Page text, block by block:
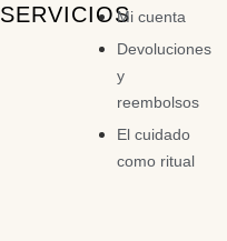
SERVICIOSMi cuenta
Devoluciones
y
reembolsos
El cuidado
como ritual